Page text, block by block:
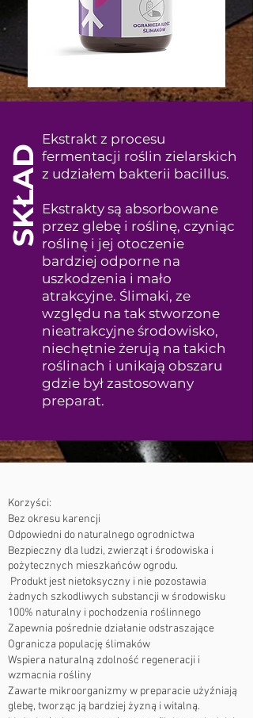
SKŁAD
Ekstrakt z procesu
fermentacji roślin zielarskich
z udziałem bakterii bacillus.
Ekstrakty są absorbowane
przez glebę i roślinę, czyniąc
roślinę i jej otoczenie
bardziej odporne na
uszkodzenia i mało
atrakcyjne. Ślimaki, ze
względu na tak stworzone
nieatrakcyjne środowisko,
niechętnie żerują na takich
roślinach i unikają obszaru
gdzie był zastosowany
preparat.
Korzyści:
Bez okresu karencji
Odpowiedni do naturalnego ogrodnictwa
Bezpieczny dla ludzi, zwierząt i środowiska i
pożytecznych mieszkańców ogrodu.
Produkt jest nietoksyczny i nie pozostawia
żadnych szkodliwych substancji w środowisku
100% naturalny i pochodzenia roślinnego
Zapewnia pośrednie działanie odstraszające
Ogranicza populację ślimaków
Wspiera naturalną zdolność regeneracji i
wzmacnia rośliny
Zawarte mikroorganizmy w preparacie użyźniają
glebę, tworząc ją bardziej żyzną i witalną.